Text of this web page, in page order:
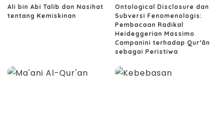
Ali bin Abi Talib dan Nasihat
tentang Kemiskinan
Ontological Disclosure dan
Subversi Fenomenologis:
Pembacaan Radikal
Heideggerian Massimo
Campanini terhadap Qur’ān
sebagai Peristiwa